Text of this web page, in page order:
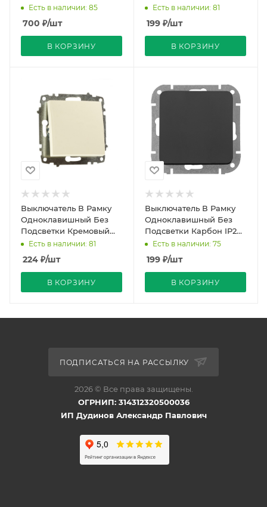
матовый IP20 10А 250В
VOLTUM
Есть в наличии: 85
700 ₽/шт
В КОРЗИНУ
глянцевый IP20 10А
Есть в наличии: 81
199 ₽/шт
В КОРЗИНУ
Выключатель В Рамку
Одноклавишный Без
Подсветки Кремовый
IP20 10А 250В Zena Vega
Есть в наличии: 81
224 ₽/шт
В КОРЗИНУ
Выключатель В Рамку
Одноклавишный Без
Подсветки Карбон IP20
10А 250В ASTRUM
Bylectrica (40)
Есть в наличии: 75
199 ₽/шт
В КОРЗИНУ
ПОДПИСАТЬСЯ НА РАССЫЛКУ
2026 © Все права защищены.
ОГРНИП: 314312320500036
ИП Дудинов Александр Павлович